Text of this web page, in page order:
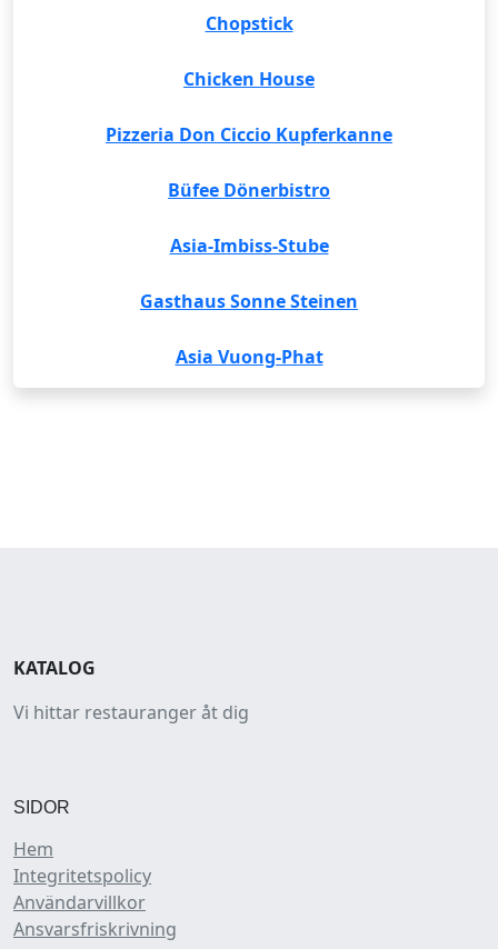
Chopstick
Chicken House
Pizzeria Don Ciccio Kupferkanne
Büfee Dönerbistro
Asia-Imbiss-Stube
Gasthaus Sonne Steinen
Asia Vuong-Phat
KATALOG
Vi hittar restauranger åt dig
SIDOR
Hem
Integritetspolicy
Användarvillkor
Ansvarsfriskrivning